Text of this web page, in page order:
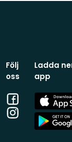
Följ
oss
Facebook
Instagram
Ladda
app
App
Store
App
Store